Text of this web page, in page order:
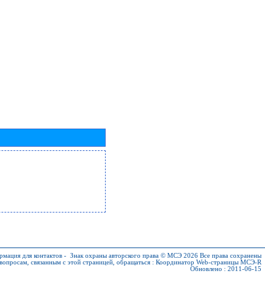
для контактов - Знак охраны авторского права © МСЭ 2026 Все права сохранены
связанным с этой страницей, обращаться : Координатор Web-страницы МСЭ-R
Обновлено : 2011-06-15